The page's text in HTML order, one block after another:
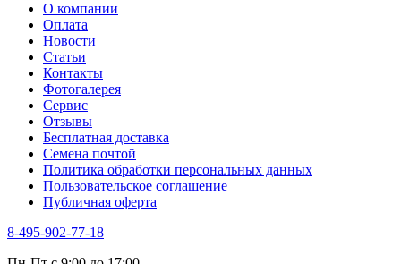
Тмин
Трава для чая
Туласи
Укроп
Фенхель пряный
Хризантема овощная
Цикорий пряный
Цикорий салатный (Витлуф)
Черемша
Шпинат
Щавель
Эндивий
Эстрагон
Алтей
Анис
О компании
Оплата
Новости
Статьи
Контакты
Фотогалерея​
Сервис
Отзывы
Бесплатная доставка
Семена почтой
Политика обработки персональных данных
Пользовательское соглашение
Публичная оферта
8-495-902-77-18